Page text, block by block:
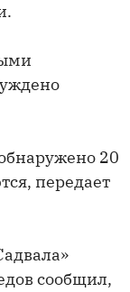
20
передает
сообщил,